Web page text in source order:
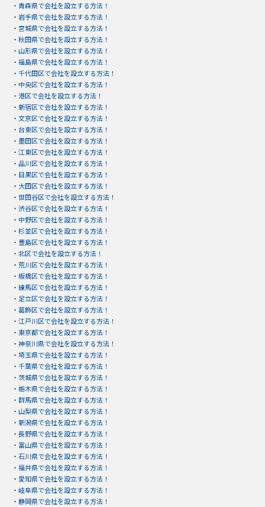
・ 青森県で会社を設立する方法！
・ 岩手県で会社を設立する方法！
・ 宮城県で会社を設立する方法！
・ 秋田県で会社を設立する方法！
・ 山形県で会社を設立する方法！
・ 福島県で会社を設立する方法！
・ 千代田区で会社を設立する方法！
・ 中央区で会社を設立する方法！
・ 港区で会社を設立する方法！
・ 新宿区で会社を設立する方法！
・ 文京区で会社を設立する方法！
・ 台東区で会社を設立する方法！
・ 墨田区で会社を設立する方法！
・ 江東区で会社を設立する方法！
・ 品川区で会社を設立する方法！
・ 目黒区で会社を設立する方法！
・ 大田区で会社を設立する方法！
・ 世田谷区で会社を設立する方法！
・ 渋谷区で会社を設立する方法！
・ 中野区で会社を設立する方法！
・ 杉並区で会社を設立する方法！
・ 豊島区で会社を設立する方法！
・ 北区で会社を設立する方法！
・ 荒川区で会社を設立する方法！
・ 板橋区で会社を設立する方法！
・ 練馬区で会社を設立する方法！
・ 足立区で会社を設立する方法！
・ 葛飾区で会社を設立する方法！
・ 江戸川区で会社を設立する方法！
・ 東京都で会社を設立する方法！
・ 神奈川県で会社を設立する方法！
・ 埼玉県で会社を設立する方法！
・ 千葉県で会社を設立する方法！
・ 茨城県で会社を設立する方法！
・ 栃木県で会社を設立する方法！
・ 群馬県で会社を設立する方法！
・ 山梨県で会社を設立する方法！
・ 新潟県で会社を設立する方法！
・ 長野県で会社を設立する方法！
・ 富山県で会社を設立する方法！
・ 石川県で会社を設立する方法！
・ 福井県で会社を設立する方法！
・ 愛知県で会社を設立する方法！
・ 岐阜県で会社を設立する方法！
・ 静岡県で会社を設立する方法！